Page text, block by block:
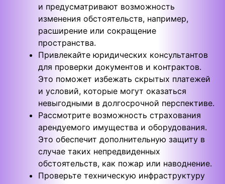
и предусматривают возможность
изменения обстоятельств, например,
расширение или сокращение
пространства.
Привлекайте юридических консультантов
для проверки документов и контрактов.
Это поможет избежать скрытых платежей
и условий, которые могут оказаться
невыгодными в долгосрочной перспективе.
Рассмотрите возможность страхования
арендуемого имущества и оборудования.
Это обеспечит дополнительную защиту в
случае таких непредвиденных
обстоятельств, как пожар или наводнение.
Проверьте техническую инфраструктуру